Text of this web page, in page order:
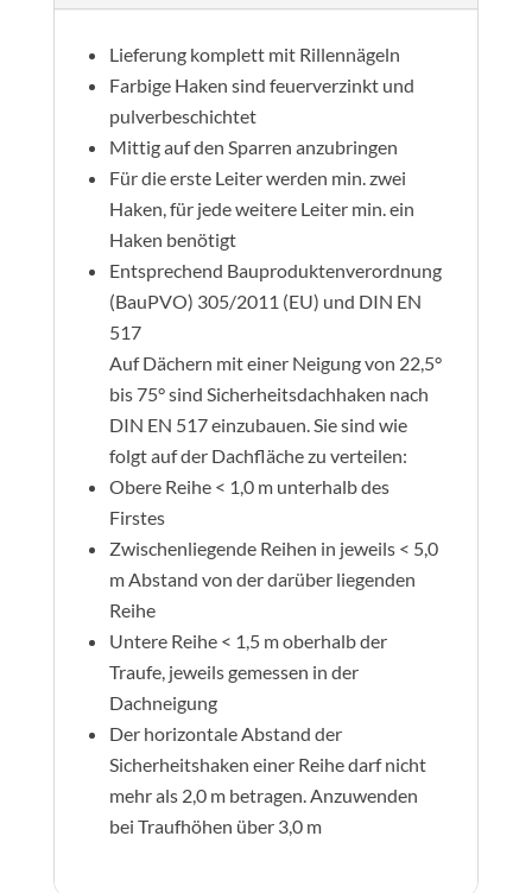
Lieferung komplett mit Rillennägeln
Farbige Haken sind feuerverzinkt und
pulverbeschichtet
Mittig auf den Sparren anzubringen
Für die erste Leiter werden min. zwei
Haken, für jede weitere Leiter min. ein
Haken benötigt
Entsprechend Bauproduktenverordnung
(BauPVO) 305/2011 (EU) und DIN EN
517
Auf Dächern mit einer Neigung von 22,5°
bis 75° sind Sicherheitsdachhaken nach
DIN EN 517 einzubauen. Sie sind wie
folgt auf der Dachfläche zu verteilen:
Obere Reihe < 1,0 m unterhalb des
Firstes
Zwischenliegende Reihen in jeweils < 5,0
m Abstand von der darüber liegenden
Reihe
Untere Reihe < 1,5 m oberhalb der
Traufe, jeweils gemessen in der
Dachneigung
Der horizontale Abstand der
Sicherheitshaken einer Reihe darf nicht
mehr als 2,0 m betragen. Anzuwenden
bei Traufhöhen über 3,0 m